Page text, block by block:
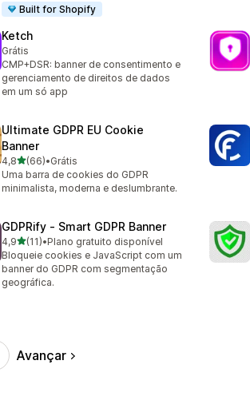
Built for Shopify
Ketch
Grátis
CMP+DSR: banner de consentimento e
gerenciamento de direitos de dados
em um só app
Ultimate GDPR EU Cookie
Banner
4,8de 5 estrelas
(66)
66 avaliações ao todo
•Grátis
Uma barra de cookies do GDPR
minimalista, moderna e deslumbrante.
GDPRify ‑ Smart GDPR Banner
4,9de 5 estrelas
(11)
11 avaliações ao todo
•Plano gratuito disponível
Bloqueie cookies e JavaScript com um
banner do GDPR com segmentação
geográfica.
Avançar